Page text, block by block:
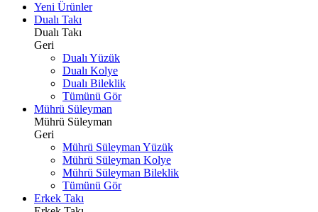
Yeni Ürünler
Dualı Takı
Dualı Takı
Geri
Dualı Yüzük
Dualı Kolye
Dualı Bileklik
Tümünü Gör
Mührü Süleyman
Mührü Süleyman
Geri
Mührü Süleyman Yüzük
Mührü Süleyman Kolye
Mührü Süleyman Bileklik
Tümünü Gör
Erkek Takı